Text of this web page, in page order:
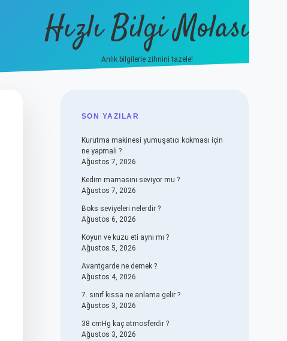
Hızlı Bilgi Molası
Anlık bilgilerle zihnini tazele!
SIDEBAR
SON YAZILAR
Kurutma makinesi yumuşatıcı kokması için
ne yapmalı ?
Ağustos 7, 2026
Kedim mamasını seviyor mu ?
Ağustos 7, 2026
Boks seviyeleri nelerdir ?
Ağustos 6, 2026
Koyun ve kuzu eti aynı mı ?
Ağustos 5, 2026
Avantgarde ne demek ?
Ağustos 4, 2026
7. sınıf kıssa ne anlama gelir ?
Ağustos 3, 2026
38 cmHg kaç atmosferdir ?
Ağustos 3, 2026